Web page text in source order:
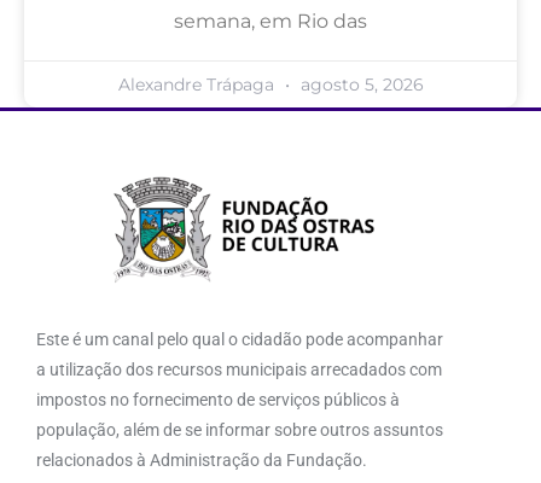
semana, em Rio das
Alexandre Trápaga agosto 5, 2026
Este é um canal pelo qual o cidadão pode acompanhar
a utilização dos recursos municipais arrecadados com
impostos no fornecimento de serviços públicos à
população, além de se informar sobre outros assuntos
relacionados à Administração da Fundação.